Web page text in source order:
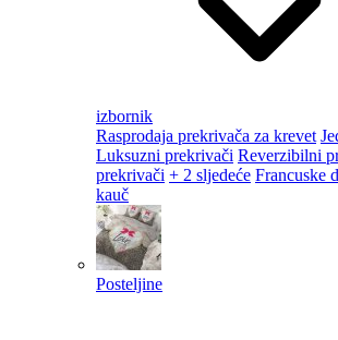
izbornik
Rasprodaja prekrivača za krevet
Luksuzni prekrivači Reverzibilni
prekrivači + 2 sljedeće Francuske
kauč
Posteljine